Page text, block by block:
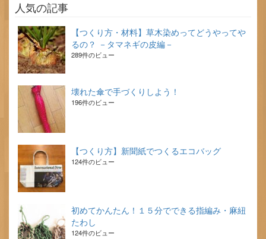
人気の記事
【つくり方・材料】草木染めってどうやってや
るの？ －タマネギの皮編－
289件のビュー
壊れた傘で手づくりしよう！
196件のビュー
【つくり方】新聞紙でつくるエコバッグ
124件のビュー
初めてかんたん！１５分でできる指編み・麻紐
たわし
124件のビュー